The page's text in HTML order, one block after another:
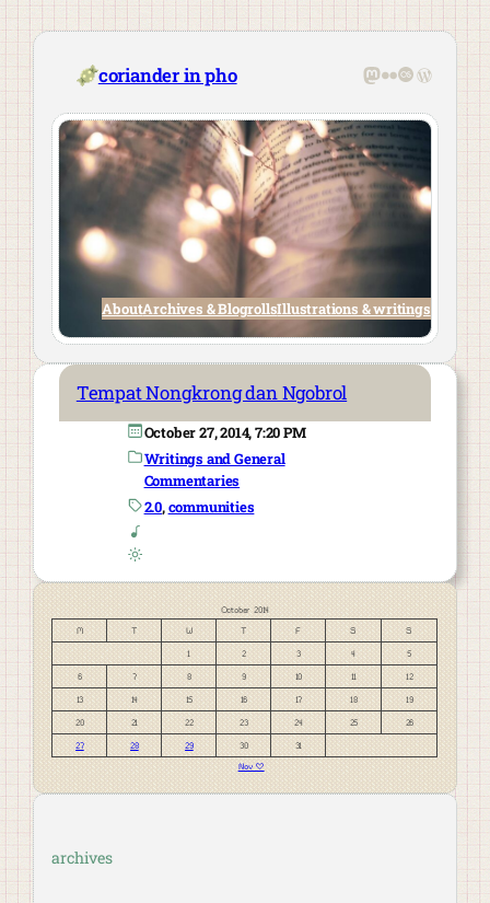
Skip
content
coriander in pho Mastodon
Flickr
Last.fm
AboutArchives & BlogrollsIllustrations & writings
Tempat Nongkrong dan Ngobrol
October 27, 2014, 7:20 PM
Writings and General
Commentaries
2.0, communities
October 2014
M
T W T F S S
1 2 3 4 5
6 7 8 9 10 11 12
13 14 15 16 17 18 19
20 21 22 23 24 25 26
27 28 29 30
31
Nov »
archives